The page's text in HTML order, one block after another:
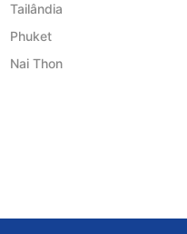
Tailândia
Phuket
Nai Thon